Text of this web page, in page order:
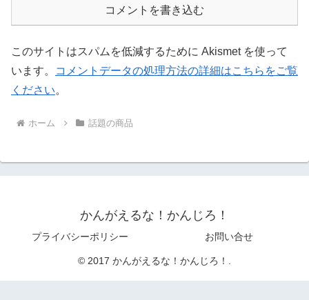
コメントを書き込む
このサイトはスパムを低減するために Akismet を使って
います。
コメントデータの処理方法の詳細はこちらをご覧
ください。
ホーム 話題の商品
かんがえるな！かんじろ！
プライバシーポリシー お問い合せ
© 2017 かんがえるな！かんじろ！.